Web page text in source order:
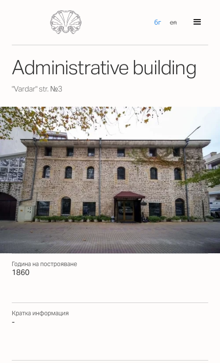
бг en
Аdministrative building
"Vardar" str. №3
Година на построяване
1860
Кратка информация
-